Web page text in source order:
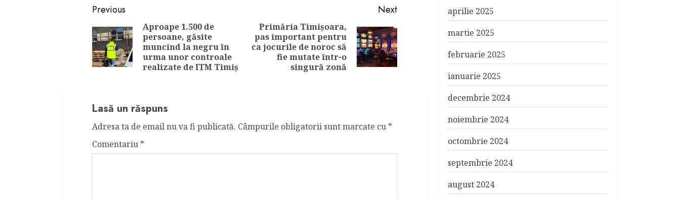
Continue
Reading
Previous
Previous
Aproape 1.500 de
persoane, găsite
muncind la negru în
urma unor controale
realizate de ITM Timiş
Next
Next
Primăria Timişoara,
pas important pentru
ca jocurile de noroc să
fie mutate într-o
singură zonă
Lasă un răspuns
Adresa ta de email nu va fi publicată. Câmpurile obligatorii sunt marcate cu *
Comentariu *
aprilie 2025
martie 2025
februarie 2025
ianuarie 2025
decembrie 2024
noiembrie 2024
octombrie 2024
septembrie 2024
august 2024